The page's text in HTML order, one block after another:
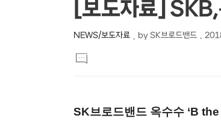
상
세
컨
텐
문
제
목
[보도자료]
NEWS/보도자료 by SK브로드밴드
문
댓
글
SK브로드밴드 옥수수 ‘B